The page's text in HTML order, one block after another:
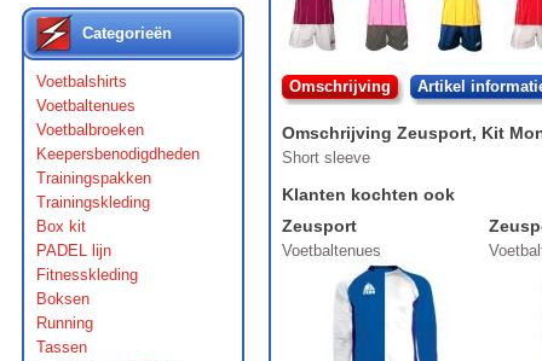
Categorieën
Voetbalshirts
Voetbaltenues
Voetbalbroeken
Keepersbenodigdheden
Trainingspakken
Trainingskleding
Box kit
PADEL lijn
Fitnesskleding
Boksen
Running
Tassen
Omschrijving Artikel
Omschrijving Zeusport, Kit
Short sleeve
Klanten kochten ook
Zeusport
Voetbaltenues